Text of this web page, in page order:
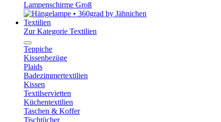
Lampenschirme Groß
Textilien
Zur Kategorie Textilien
Teppiche
Kissenbezüge
Plaids
Badezimmertextilien
Kissen
Textilservietten
Küchentextilien
Taschen & Koffer
Tischtücher